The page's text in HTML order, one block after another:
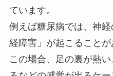
ています。
例えば糖尿病では、神
経障害」が起こることが
この場合、足の裏が熱